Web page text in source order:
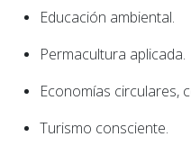
Educación ambiental.
Permacultura aplicada.
Economías circulares,
Turismo consciente.